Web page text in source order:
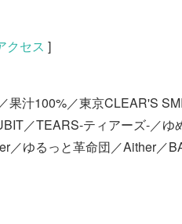
クセス ]
汁100%／東京CLEAR'S
／TEARS-ティアーズ-／ゆ
ゆるっと革命団／Aither／